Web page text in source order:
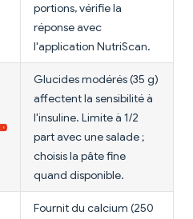
portions, vérifie la
réponse avec
l'application NutriScan.
Glucides modérés (35 g)
affectent la sensibilité à
l'insuline. Limite à 1/2
part avec une salade ;
choisis la pâte fine
quand disponible.
Fournit du calcium (250